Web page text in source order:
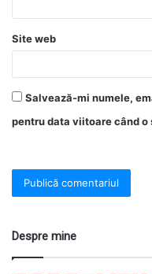
Site web
Salvează-mi numele,
pentru data viitoare când o
Despre mine